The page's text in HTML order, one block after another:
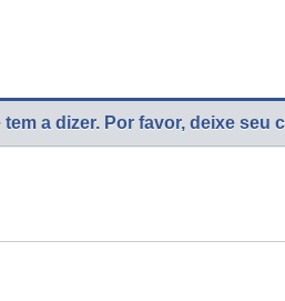
a dizer. Por favor, deixe seu